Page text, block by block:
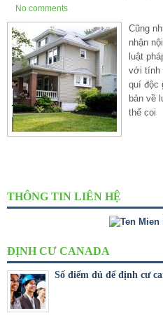
No comments
Cũng
nhận
luật
với tính
quí độc
bản về
thể coi
THÔNG TIN LIÊN HỆ
ĐỊNH CƯ CANADA
Số điểm đủ để định cư